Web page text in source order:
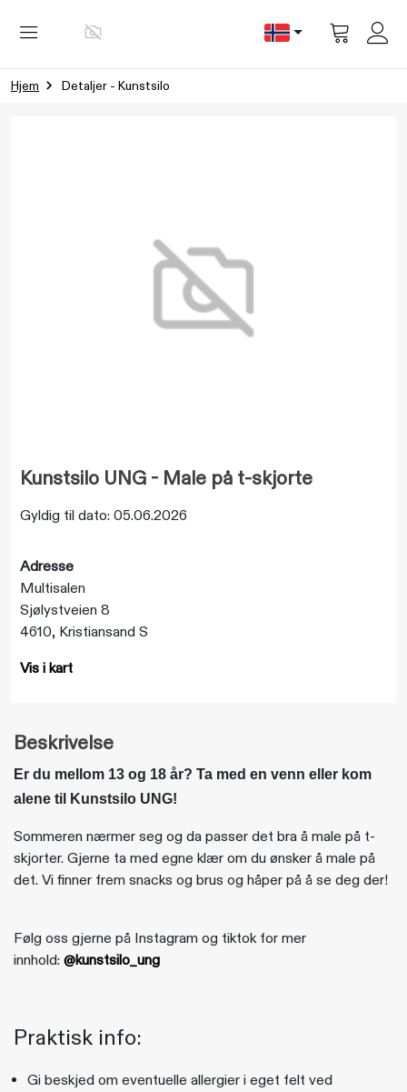
Hjem Detaljer - Kunstsilo
Kunstsilo UNG - Male på t-skjorte
Gyldig til dato: 05.06.2026
Adresse
Multisalen
Sjølystveien 8
4610, Kristiansand S
Vis i kart
Beskrivelse
Er du mellom 13 og 18 år? Ta med en venn eller kom
alene til Kunstsilo UNG!
Sommeren nærmer seg og da passer det bra å male på t-
skjorter. Gjerne ta med egne klær om du ønsker å male på
det. Vi finner frem snacks og brus og håper på å se deg der!
Følg oss gjerne på Instagram og tiktok for mer
innhold: @kunstsilo_ung
Praktisk info:
Gi beskjed om eventuelle allergier i eget felt ved